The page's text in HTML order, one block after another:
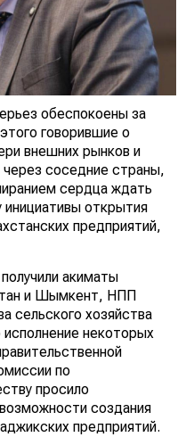
обеспокоены за
говорившие о
внешних рынков и
соседние страны,
сердца ждать
открытия
предприятий,
акиматы
и Шымкент, НПП
сельского хозяйства
некоторых
по
просило
создания
предприятий.